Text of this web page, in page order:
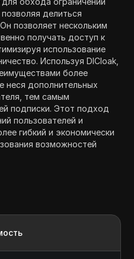
делиться
позволяет нескольким
получать доступ к
использование
Используя DICloak,
более
неся дополнительных
тем самым
подписки. Этот подход
пользователей и
гибкий и экономически
возможностей